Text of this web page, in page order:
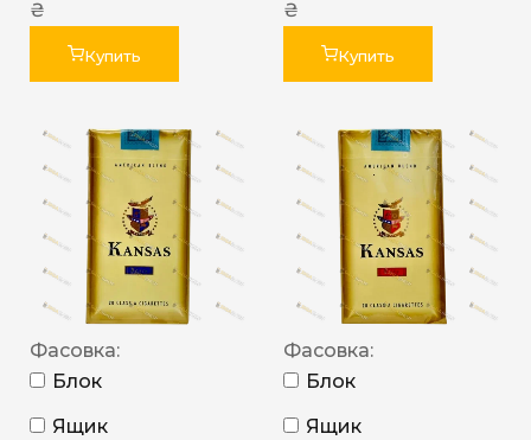
₴
Купить
₴
Купить
Фасовка:
Блок
Ящик
Фасовка:
Блок
Ящик